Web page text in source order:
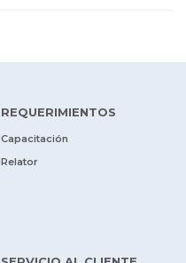
REQUERIMIENTOS
Capacitación
Relator